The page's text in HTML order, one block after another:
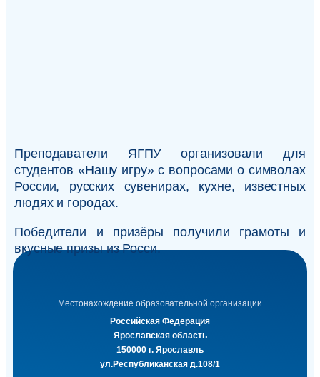
Преподаватели ЯГПУ организовали для
студентов «Нашу игру» с вопросами о символах
России, русских сувенирах, кухне, известных
людях и городах.
Победители и призёры получили грамоты и
вкусные призы из Росси.
Местонахождение образовательной организации
Российская Федерация
Ярославская область
150000 г. Ярославль
ул.Республиканская д.108/1